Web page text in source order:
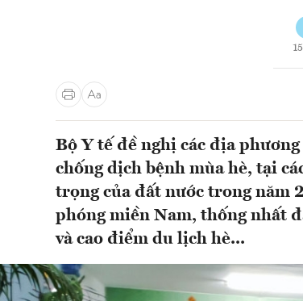
Bộ Y tế đề nghị các địa
chống dịch bệnh mùa hè, tại
trọng của đất nước trong năm
phóng miền Nam, thống nhất
và cao điểm du lịch hè...